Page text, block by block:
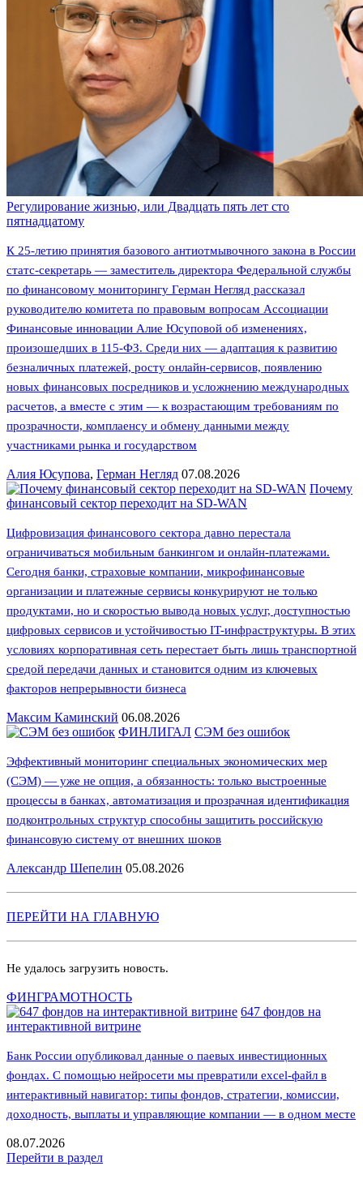
Регулирование жизнью, или Двадцать пять лет сто
пятнадцатому
К 25-летию принятия базового антиотмывочного закона в России
статс-секретарь — заместитель директора Федеральной службы
по финансовому мониторингу Герман Негляд рассказал
руководителю комитета по правовым вопросам Ассоциации
Финансовые инновации Алие Юсуповой об изменениях,
произошедших в 115-ФЗ. Среди них — адаптация к развитию
безналичных платежей, росту онлайн-сервисов, появлению
новых финансовых посредников и усложнению международных
расчетов, а вместе с этим — к возрастающим требованиям по
прозрачности, комплаенсу и обмену данными между
участниками рынка и государством
Алия Юсупова, Герман Негляд 07.08.2026
Почему
финансовый сектор переходит на SD-WAN
Цифровизация финансового сектора давно перестала
ограничиваться мобильным банкингом и онлайн-платежами.
Сегодня банки, страховые компании, микрофинансовые
организации и платежные сервисы конкурируют не только
продуктами, но и скоростью вывода новых услуг, доступностью
цифровых сервисов и устойчивостью IT-инфраструктуры. В этих
условиях корпоративная сеть перестает быть лишь транспортной
средой передачи данных и становится одним из ключевых
факторов непрерывности бизнеса
Максим Каминский 06.08.2026
ФИНЛИГАЛ СЭМ без ошибок
Эффективный мониторинг специальных экономических мер
(СЭМ) — уже не опция, а обязанность: только выстроенные
процессы в банках, автоматизация и прозрачная идентификация
подконтрольных структур способны защитить российскую
финансовую систему от внешних шоков
Александр Шепелин 05.08.2026
ПЕРЕЙТИ НА ГЛАВНУЮ
Не удалось загрузить новость.
ФИНГРАМОТНОСТЬ
647 фондов на
интерактивной витрине
Банк России опубликовал данные о паевых инвестиционных
фондах. С помощью нейросети мы превратили excel-файл в
интерактивный навигатор: типы фондов, стратегии, комиссии,
доходность, выплаты и управляющие компании — в одном месте
08.07.2026
Перейти в раздел